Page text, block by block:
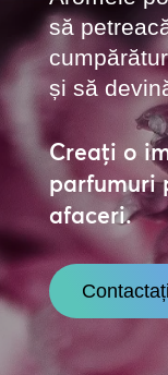
să
și să
Creați o
parfumuri
afaceri.